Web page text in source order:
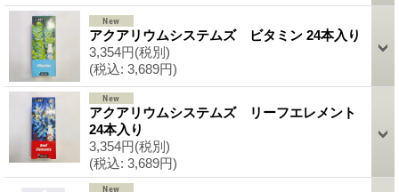
アクアリウムシステムズ ビタミン 24本入り
3,354円(税別)
(税込: 3,689円)
アクアリウムシステムズ リーフエレメント
24本入り
3,354円(税別)
(税込: 3,689円)